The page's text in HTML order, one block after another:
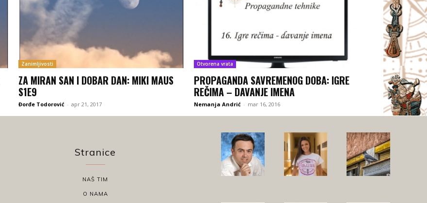
Zanimljivosti
ZA MIRAN SAN I DOBAR DAN: MIKI MAUS
S1E9
Đorđe Todorović - apr 21, 2017
Otvorena vrata
PROPAGANDA SAVREMENOG DOBA: IGRE
REČIMA – DAVANJE IMENA
Nemanja Andrić - mar 16, 2016
Stranice
NAŠ TIM
O NAMA